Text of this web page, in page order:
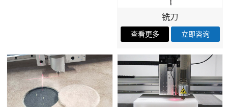
铣刀